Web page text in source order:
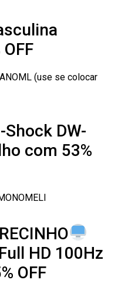
(use se colocar
Shock DW-
com 53%
HD 100Hz
OFF